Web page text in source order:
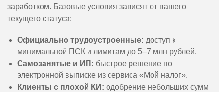
заработком. Базовые условия зависят от вашего
текущего статуса:
Официально трудоустроенные: доступ к
минимальной ПСК и лимитам до 5–7 млн рублей.
Самозанятые и ИП: быстрое решение по
электронной выписке из сервиса «Мой налог».
Клиенты с плохой КИ: одобрение небольших сумм